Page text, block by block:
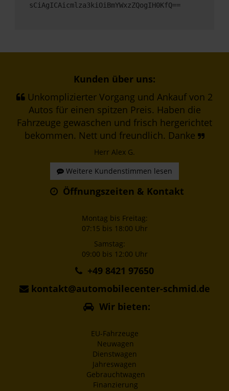
sCiAgICAicmlza3kiOiBmYWxzZQogIH0KfQ==
Kunden über uns:
Unkomplizierter Vorgang und Ankauf von 2
Autos für einen spitzen Preis. Haben die
Fahrzeuge gewaschen und frisch hergerichtet
bekommen. Nett und freundlich. Danke
Herr Alex G.
Weitere Kundenstimmen lesen
Öffnungszeiten & Kontakt
Montag bis Freitag:
07:15 bis 18:00 Uhr
Samstag:
09:00 bis 12:00 Uhr
+49 8421 97650
kontakt@automobilecenter-schmid.de
Wir bieten:
EU-Fahrzeuge
Neuwagen
Dienstwagen
Jahreswagen
Gebrauchtwagen
Finanzierung